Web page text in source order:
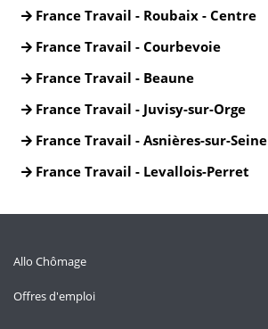
France Travail - Roubaix - Centre
France Travail - Courbevoie
France Travail - Beaune
France Travail - Juvisy-sur-Orge
France Travail - Asnières-sur-Seine
France Travail - Levallois-Perret
Allo Chômage
Offres d'emploi